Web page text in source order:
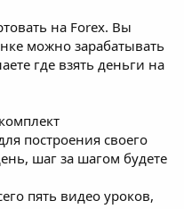
на Forex. Вы
можно зарабатывать
где взять деньги на
построения своего
шаг за шагом будете
пять видео уроков,